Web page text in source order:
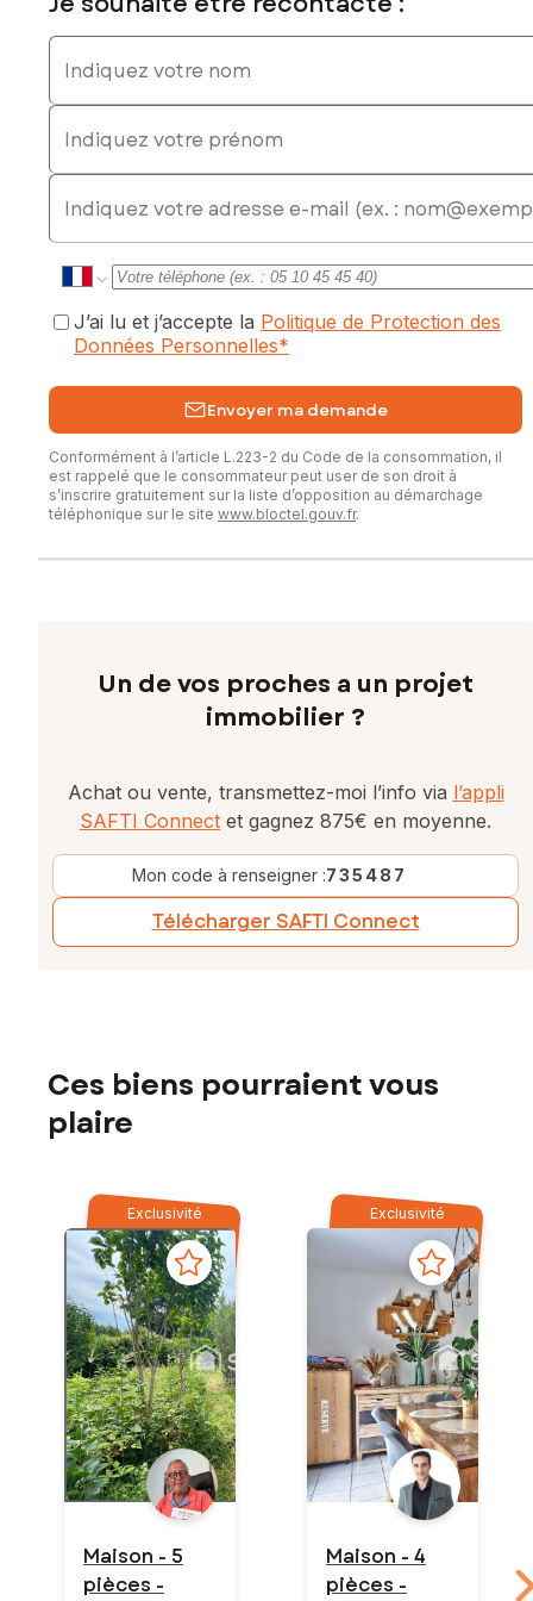
Indiquez votre nom
Indiquez votre prénom
E-mail
J’ai lu et j’accepte la Politique de Protection des
Données Personnelles*
Envoyer ma demande
Conformément à l’article L.223-2 du Code de la consommation, il
est rappelé que le consommateur peut user de son droit à
s’inscrire gratuitement sur la liste d’opposition au démarchage
téléphonique sur le site www.bloctel.gouv.fr.
Un de vos proches a un projet
immobilier ?
Achat ou vente, transmettez-moi l’info via l’appli
SAFTI Connect et gagnez 875€ en moyenne.
Mon code à renseigner :735487
Télécharger SAFTI Connect
Ces biens pourraient vous
plaire
Exclusivité
Maison - 5
pièces -
Exclusivité
Maison - 4
pièces -